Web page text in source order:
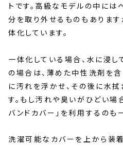
トです。高級なモデルの中には
分を取り外せるものもありま
体化しています。
一体化している場合、水に浸し
の場合は、薄めた中性洗剤を
に汚れを浮かせ、その後に水
す。もし汚れや臭いがひどい場
バンドカバー」を利用するのも
洗濯可能なカバーを上から装